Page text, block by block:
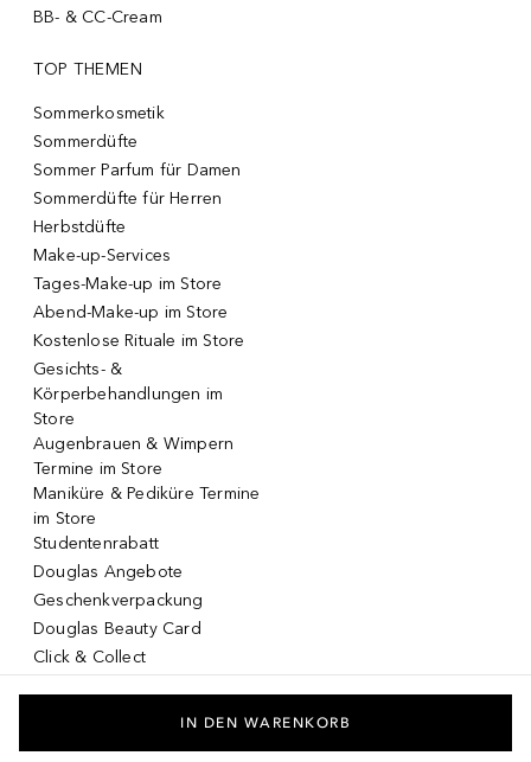
BB- & CC-Cream
TOP THEMEN
Sommerkosmetik
Sommerdüfte
Sommer Parfum für Damen
Sommerdüfte für Herren
Herbstdüfte
Make-up-Services
Tages-Make-up im Store
Abend-Make-up im Store
Kostenlose Rituale im Store
Gesichts- &
Körperbehandlungen im
Store
Augenbrauen & Wimpern
Termine im Store
Maniküre & Pediküre Termine
im Store
Studentenrabatt
Douglas Angebote
Geschenkverpackung
Douglas Beauty Card
Click & Collect
IN DEN WARENKORB